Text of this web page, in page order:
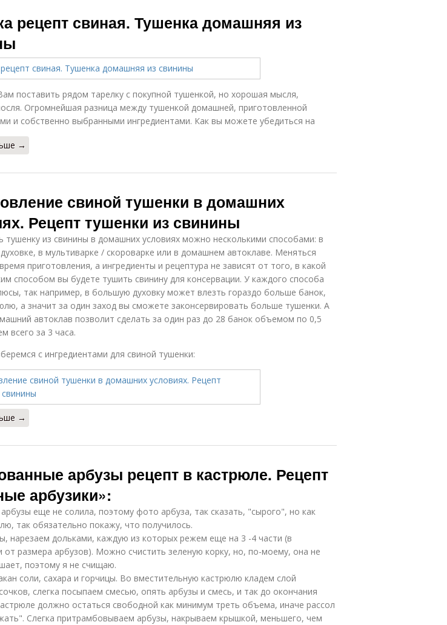
рецепт свиная. Тушенка домашняя из
поставить рядом тарелку с покупной тушенкой, но хорошая мысля,
Огромнейшая разница между тушенкой домашней, приготовленной
и собственно выбранными ингредиентами. Как вы можете убедиться на
→
свиной тушенки в домашних
Рецепт тушенки из свинины
тушенку из свинины в домашних условиях можно несколькими способами: в
в мультиварке / скороварке или в домашнем автоклаве. Меняться
приготовления, а ингредиенты и рецептура не зависят от того, в какой
способом вы будете тушить свинину для консервации. У каждого способа
так например, в большую духовку может влезть гораздо больше банок,
а значит за один заход вы сможете законсервировать больше тушенки. А
автоклав позволит сделать за один раз до 28 банок объемом по 0,5
всего за 3 часа.
с ингредиентами для свиной тушенки:
→
арбузы рецепт в кастрюле. Рецепт
арбузики»:
еще не солила, поэтому фото арбуза, так сказать, "сырого", но как
так обязательно покажу, что получилось.
нарезаем дольками, каждую из которых режем еще на 3 -4 части (в
от размера арбузов). Можно счистить зеленую корку, но, по-моему, она не
поэтому я не счищаю.
соли, сахара и горчицы. Во вместительную кастрюлю кладем слой
слегка посыпаем смесью, опять арбузы и смесь, и так до окончания
должно остаться свободной как минимум треть объема, иначе рассол
Слегка притрамбовываем арбузы, накрываем крышкой, меньшего, чем